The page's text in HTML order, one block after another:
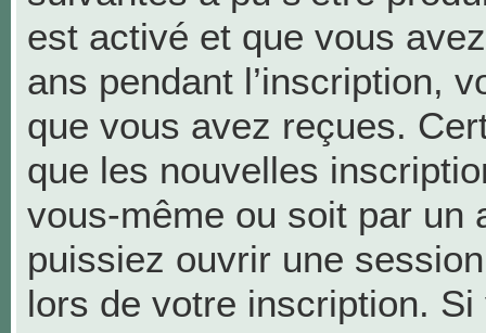
est activé et que vous
ans pendant l’inscription,
que vous avez reçues.
que les nouvelles
vous-même ou soit par un
puissiez ouvrir une
lors de votre inscription.